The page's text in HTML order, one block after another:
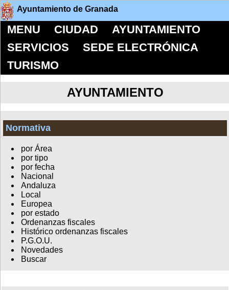
Ayuntamiento de Granada
MENU CIUDAD
AYUNTAMIENTO
SERVICIOS
SEDE ELECTRÓNICA
TURISMO
AYUNTAMIENTO
Normativa
por Área
por tipo
por fecha
Nacional
Andaluza
Local
Europea
por estado
Ordenanzas fiscales
Histórico ordenanzas fiscales
P.G.O.U.
Novedades
Buscar